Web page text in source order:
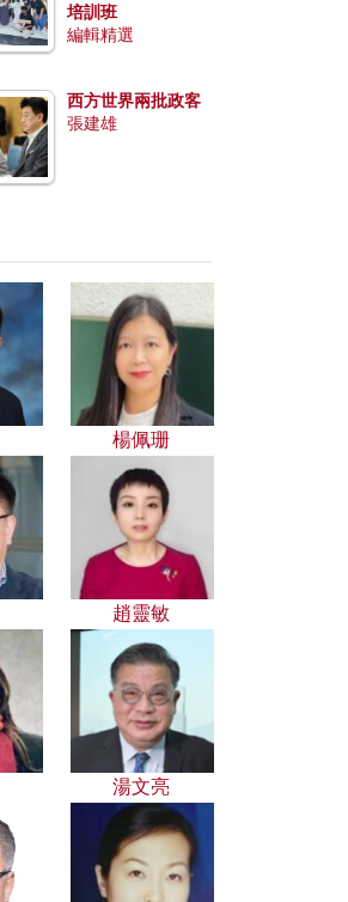
培訓班
編輯精選
西方世界兩批政客
張建雄
楊佩珊
趙靈敏
湯文亮